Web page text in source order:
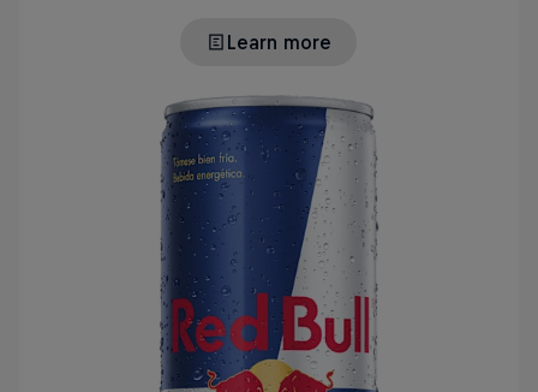
Learn more